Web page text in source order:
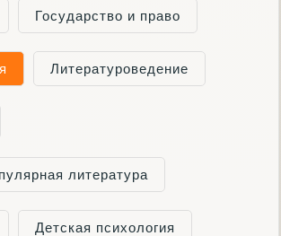
Государство и право
Литературоведение
литература
Детская психология